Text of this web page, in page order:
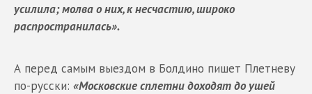
усилила; молва о них, к несчастию, широко
распространилась».
А перед самым выездом в Болдино пишет Плетневу
по-русски: «Московские сплетни доходят до ушей